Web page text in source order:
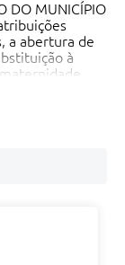
DO MUNICÍPIO
a abertura de
à
os